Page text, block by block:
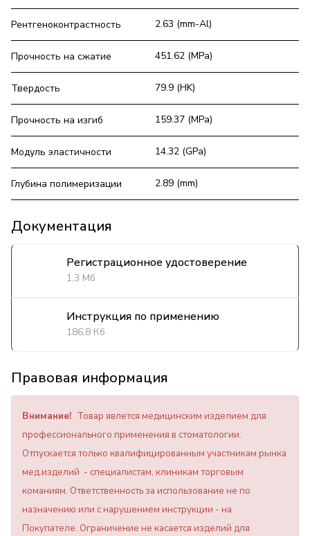
Рентгеноконтрастность 2.63 (mm-Al)
Прочность на сжатие 451.62 (MPa)
Твердость 79.9 (HK)
Прочность на изгиб 159.37 (MPa)
Модуль эластичности 14.32 (GPa)
Глубина полимеризации 2.89 (mm)
Документация
Регистрационное удостоверение
1,3 Мб
Инструкция по применению
186,8 Кб
Правовая информация
Внимание! Товар явлется медицинским изделием для
профессионального применения в стоматологии.
Отпускается только квалифицированным участникам рынка
мед.изделий - специалистам, клиникам торговым
команиям. Ответственность за использование не по
назначению или с нарушением инструкции - на
Покупателе. Ограничение не касается изделий для